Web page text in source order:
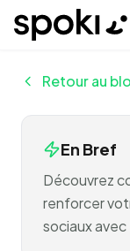
Spoki
Retour au
En Bref
Découvrez
renforcer
sociaux